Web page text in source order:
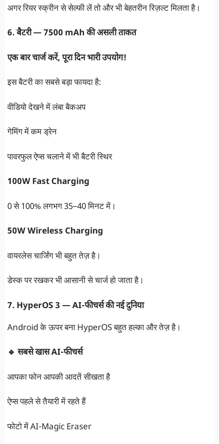
अगर रियर स्क्रीन से सेल्फी लें तो और भी बेहतरीन रिज़ल्ट मिलता है।
6. बैटरी — 7500 mAh की असली ताकत
एक बार चार्ज करें, पूरा दिन भारी उपयोग!
इस बैटरी का सबसे बड़ा फायदा है:
वीडियो देखने में लंबा बैकअप
गेमिंग में कम ड्रेन
पावरफुल ऐप्स चलाने में भी बैटरी स्थिर
100W Fast Charging
0 से 100% लगभग 35–40 मिनट में।
50W Wireless Charging
वायरलेस चार्जिंग भी बहुत तेज़ है।
डेस्क पर रखकर भी आसानी से चार्ज हो जाता है।
7. HyperOS 3 — AI-फीचर्स की नई दुनिया
Android के ऊपर बना HyperOS बहुत हल्का और तेज़ है।
🔹 सबसे खास AI-फीचर्स
आपका फोन आपकी आदतें सीखता है
ऐप्स पहले से तैयारी में रहते हैं
फोटो में AI-Magic Eraser